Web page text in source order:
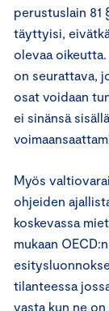
perustuslain 81
täyttyisi,
olevaa
on seurattava,
osat voidaan
ei sinänsä
Myös
ohjeiden
koskevassa
mukaan
tilanteessa
vasta kun ne